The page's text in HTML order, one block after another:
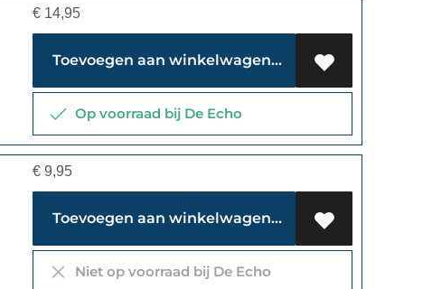
€ 14,95
Toevoegen aan winkelwagen
Op voorraad bij De Echo
€ 9,95
Toevoegen aan winkelwagen
Niet op voorraad bij De Echo